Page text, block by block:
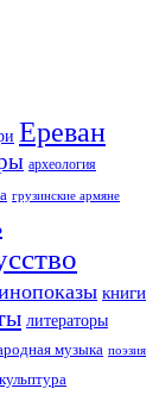
Ереван
археология
грузинские армяне
книги
литераторы
музыка поэзия